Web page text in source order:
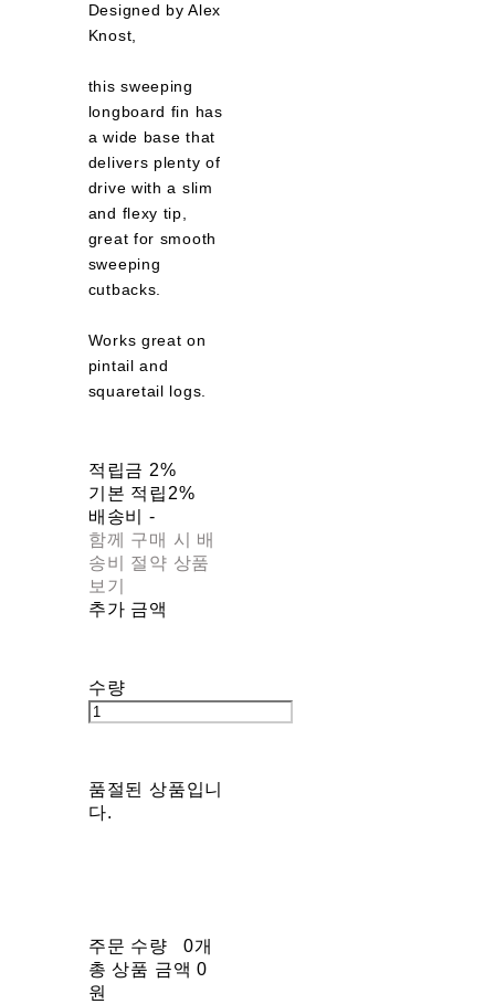
Designed by Alex
Knost,
this sweeping
longboard fin has
a wide base that
delivers plenty of
drive with a slim
and flexy tip,
great for smooth
sweeping
cutbacks.
Works great on
pintail and
squaretail logs.
적립금 2%
기본 적립 2%
배송비 -
함께 구매 시 배
송비 절약 상품
보기
추가 금액
수량
품절된 상품입니
다.
주문 수량
0개
총 상품 금액 0
원